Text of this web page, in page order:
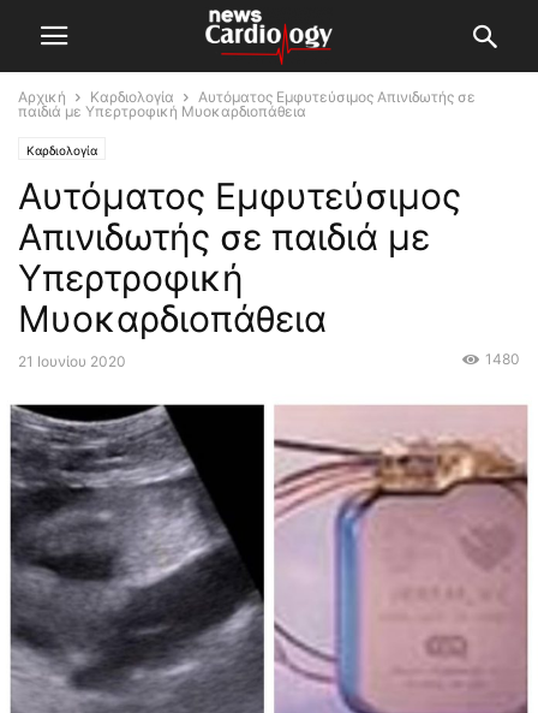
Αρχική Καρδιολογία
Αυτόματος Εμφυτεύσιμος Απινιδωτής σε
παιδιά με Υπερτροφική Μυοκαρδιοπάθεια
Καρδιολογία
Αυτόματος Εμφυτεύσιμος
Απινιδωτής σε παιδιά με
Υπερτροφική
Μυοκαρδιοπάθεια
21 Ιουνίου 2020 1480